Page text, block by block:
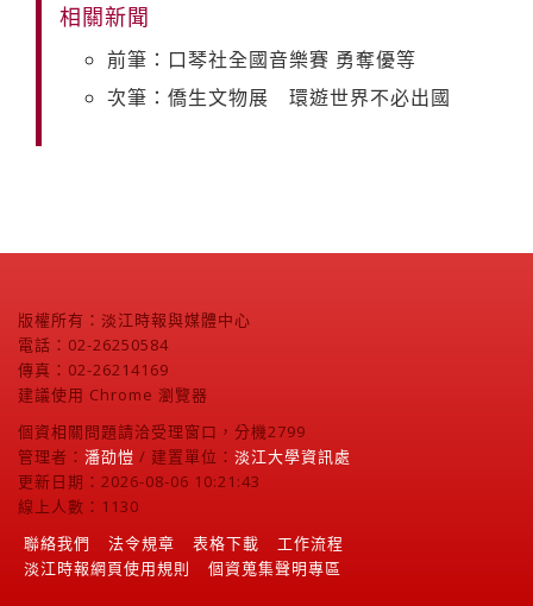
相關新聞
前筆：口琴社全國音樂賽 勇奪優等
次筆：僑生文物展 環遊世界不必出國
版權所有：淡江時報與媒體中心
電話：02-26250584
傳真：02-26214169
建議使用 Chrome 瀏覽器
個資相關問題請洽受理窗口，分機2799
管理者： 潘劭愷 / 建置單位： 淡江大學資訊處
更新日期：2026-08-06 10:21:43
線上人數：1130
聯絡我們
法令規章 表格下載
工作流程
淡江時報網頁使用規則
個資蒐集聲明專區